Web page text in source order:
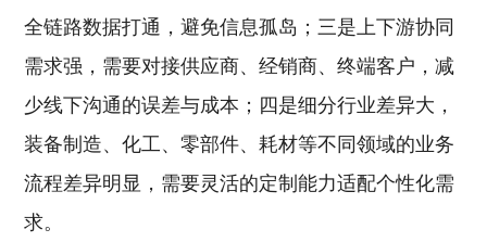
全链路数据打通，避免信息孤岛；三是上下游协同
需求强，需要对接供应商、经销商、终端客户，减
少线下沟通的误差与成本；四是细分行业差异大，
装备制造、化工、零部件、耗材等不同领域的业务
流程差异明显，需要灵活的定制能力适配个性化需
求。